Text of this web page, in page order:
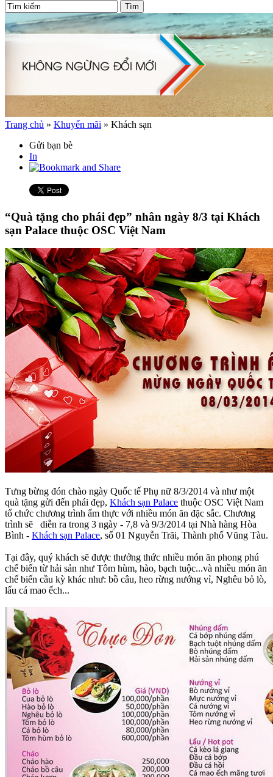
Trang chủ » Khuyến mãi » Khách sạn
Gửi bạn bè
In
“Quà tặng cho phái đẹp” nhân ngày 8/3 tại Khách
sạn Palace thuộc OSC Việt Nam
Tưng bừng đón chào ngày Quốc tế Phụ nữ 8/3/2014 và như một
quà tặng gửi đến phái đẹp, Khách sạn Palace thuộc OSC Việt Nam
tổ chức chương trình ẩm thực với nhiều món ăn đặc sắc. Chương
trình sẽ diễn ra trong 3 ngày - 7,8 và 9/3/2014 tại Nhà hàng Hòa
Bình - Khách sạn Palace, số 01 Nguyễn Trãi, Thành phố Vũng Tàu.
Tại đây, quý khách sẽ được thưởng thức nhiều món ăn phong phú
chế biến từ hải sản như Tôm hùm, hào, bạch tuộc...và nhiều món ăn
chế biến cầu kỳ khác như: bồ câu, heo rừng nướng vỉ, Nghêu bỏ lò,
lẩu cá mao ếch...